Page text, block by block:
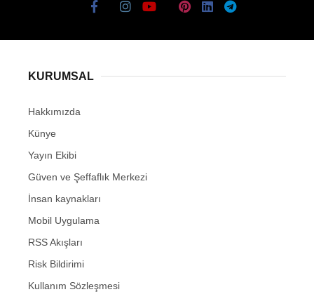
KURUMSAL
Hakkımızda
Künye
Yayın Ekibi
Güven ve Şeffaflık Merkezi
İnsan kaynakları
Mobil Uygulama
RSS Akışları
Risk Bildirimi
Kullanım Sözleşmesi